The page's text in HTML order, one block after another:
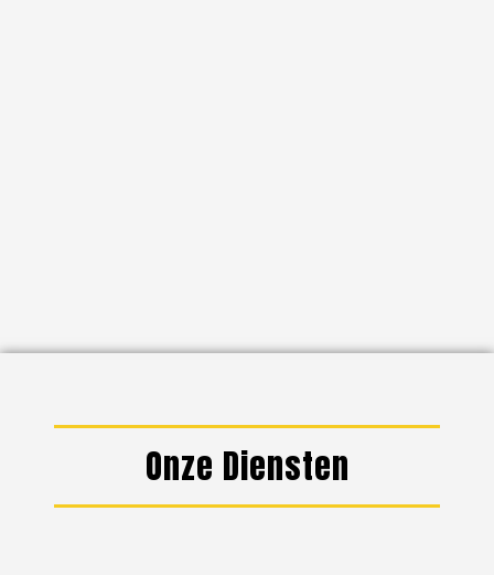
Onze Diensten